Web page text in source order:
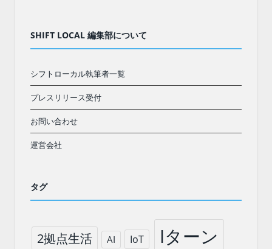
SHIFT LOCAL 編集部について
シフトローカル執筆者一覧
プレスリリース受付
お問い合わせ
運営会社
タグ
2拠点生活 AI IoT Iターン